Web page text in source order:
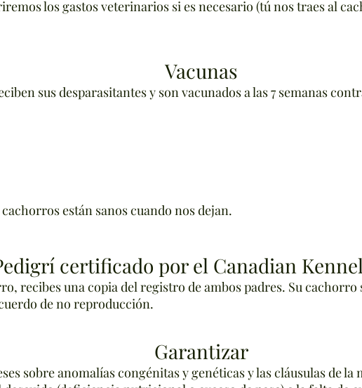
los gastos veterinarios si es necesario (tú nos traes al
Vacunas
sus desparasitantes y son vacunados a las 7 semanas
están sanos cuando nos dejan.
certificado por el Canadian
recibes una copia del registro de ambos padres. Su
de no reproducción.
Garantizar
sobre anomalías congénitas y genéticas y las cláusulas de